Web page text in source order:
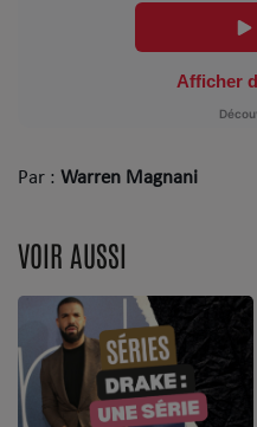
Par : Warren Magnani
VOIR AUSSI